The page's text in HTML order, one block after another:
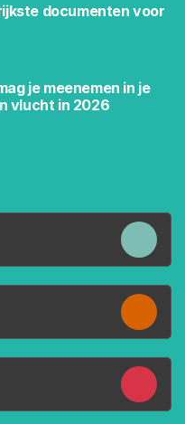
documenten voor
je meenemen in je
vlucht in 2026